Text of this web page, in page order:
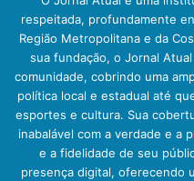
respeitada, profundamente
Região Metropolitana e da
sua fundação, o Jornal
comunidade, cobrindo uma
política local e estadual até
esportes e cultura. Sua
inabalável com a verdade e a
e a fidelidade de seu
presença digital, oferecendo